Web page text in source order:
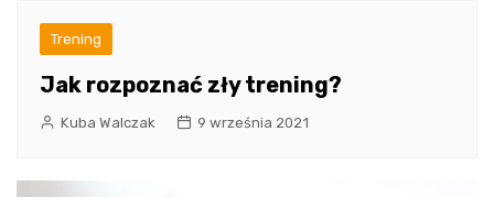
Trening
Jak rozpoznać zły trening?
Kuba Walczak 9 września 2021